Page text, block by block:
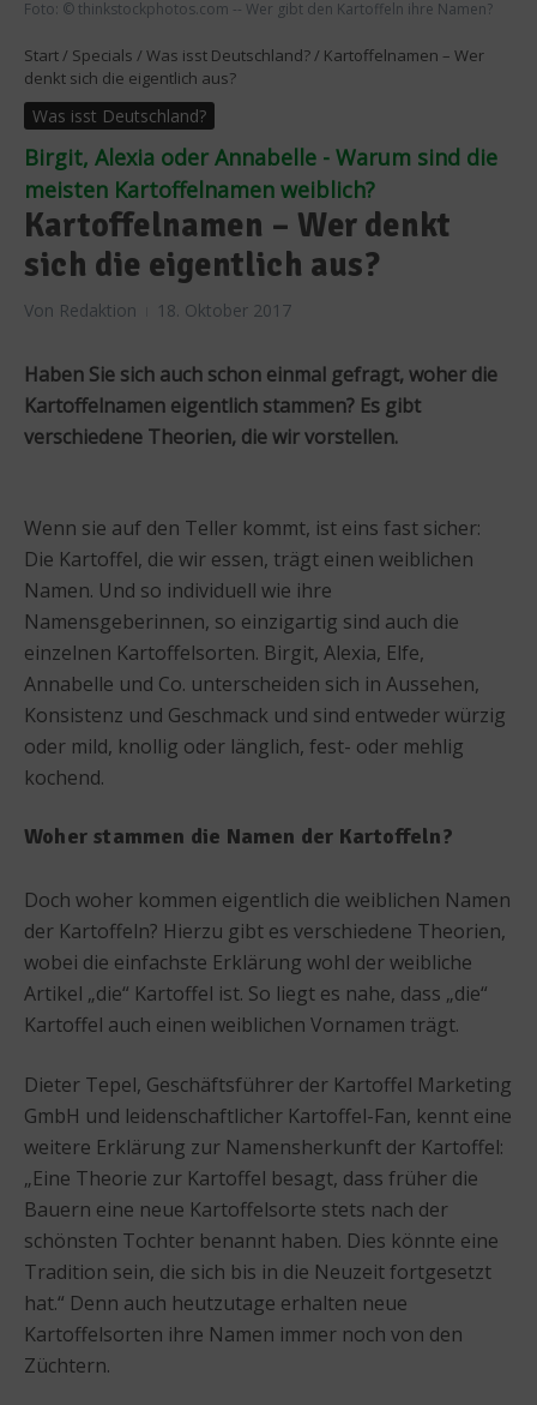
Foto: © thinkstockphotos.com -- Wer gibt den Kartoffeln ihre Namen?
Start / Specials / Was isst Deutschland? / Kartoffelnamen – Wer
denkt sich die eigentlich aus?
Was isst Deutschland?
Birgit, Alexia oder Annabelle - Warum sind die
meisten Kartoffelnamen weiblich?
Kartoffelnamen – Wer denkt
sich die eigentlich aus?
Von Redaktion 18. Oktober 2017
Haben Sie sich auch schon einmal gefragt, woher die
Kartoffelnamen eigentlich stammen? Es gibt
verschiedene Theorien, die wir vorstellen.
Wenn sie auf den Teller kommt, ist eins fast sicher:
Die Kartoffel, die wir essen, trägt einen weiblichen
Namen. Und so individuell wie ihre
Namensgeberinnen, so einzigartig sind auch die
einzelnen Kartoffelsorten. Birgit, Alexia, Elfe,
Annabelle und Co. unterscheiden sich in Aussehen,
Konsistenz und Geschmack und sind entweder würzig
oder mild, knollig oder länglich, fest- oder mehlig
kochend.
Woher stammen die Namen der Kartoffeln?
Doch woher kommen eigentlich die weiblichen Namen
der Kartoffeln? Hierzu gibt es verschiedene Theorien,
wobei die einfachste Erklärung wohl der weibliche
Artikel „die“ Kartoffel ist. So liegt es nahe, dass „die“
Kartoffel auch einen weiblichen Vornamen trägt.
Dieter Tepel, Geschäftsführer der Kartoffel Marketing
GmbH und leidenschaftlicher Kartoffel-Fan, kennt eine
weitere Erklärung zur Namensherkunft der Kartoffel:
„Eine Theorie zur Kartoffel besagt, dass früher die
Bauern eine neue Kartoffelsorte stets nach der
schönsten Tochter benannt haben. Dies könnte eine
Tradition sein, die sich bis in die Neuzeit fortgesetzt
hat.“ Denn auch heutzutage erhalten neue
Kartoffelsorten ihre Namen immer noch von den
Züchtern.